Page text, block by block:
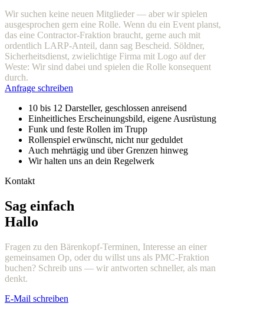
Wir suchen keine neuen Mitglieder — aber wir spielen
ausgesprochen gern eine Rolle. Wenn du ein Event planst,
das eine Contractor-Fraktion braucht, gerne auch mit
ordentlich LARP-Anteil, dann sag Bescheid. Söldner,
Sicherheitsdienst, zwielichtige Firma mit Logo auf der
Weste: Wir sind dabei und spielen die Rolle konsequent
durch.
Anfrage schreiben
10 bis 12 Darsteller, geschlossen anreisend
Einheitliches Erscheinungsbild, eigene Ausrüstung
Funk und feste Rollen im Trupp
Rollenspiel erwünscht, nicht nur geduldet
Auch mehrtägig und über Grenzen hinweg
Wir halten uns an dein Regelwerk
Kontakt
Sag einfach
Hallo
Fragen zu den Bärenkopf-Terminen, Interesse an einer
gemeinsamen Op, oder du willst uns als PMC-Fraktion
buchen? Schreib uns — wir antworten schneller, als man
denkt.
E-Mail schreiben